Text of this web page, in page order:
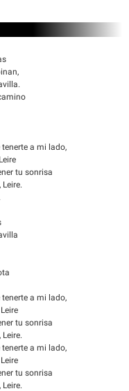
tenerte a mi lado,
tu sonrisa
tenerte a mi lado,
tu sonrisa
tenerte a mi lado,
tu sonrisa